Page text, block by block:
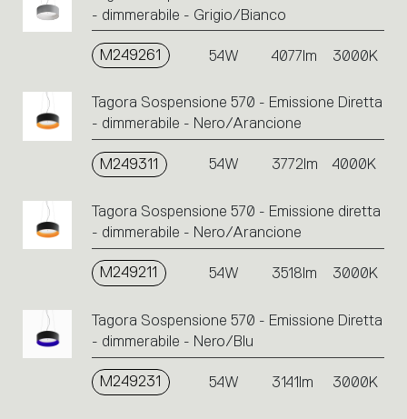
- dimmerabile - Grigio/Bianco
M249261 54W 4077lm 3000K
Tagora Sospensione 570 - Emissione Diretta
- dimmerabile - Nero/Arancione
M249311 54W 3772lm 4000K
Tagora Sospensione 570 - Emissione diretta
- dimmerabile - Nero/Arancione
M249211 54W 3518lm 3000K
Tagora Sospensione 570 - Emissione Diretta
- dimmerabile - Nero/Blu
M249231 54W 3141lm 3000K